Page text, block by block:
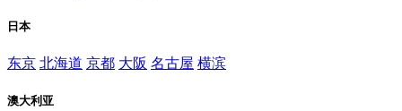
日本
东京 北海道 京都 大阪 名古屋 横滨
澳大利亚